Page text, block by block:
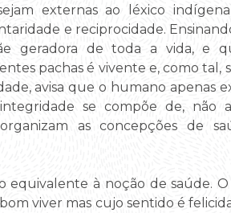
externas ao léxico
e reciprocidade.
geradora de toda a vida, e
pachas é vivente e, como
avisa que o humano apenas
se compõe de, não
as concepções de
à noção de saúde.
viver mas cujo sentido é